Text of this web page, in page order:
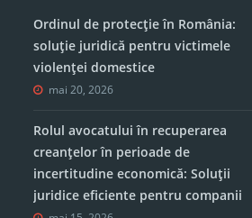
Ordinul de protecție în România:
soluție juridică pentru victimele
violenței domestice
mai 20, 2026
Rolul avocatului în recuperarea
creanțelor în perioade de
incertitudine economică: Soluții
juridice eficiente pentru companii